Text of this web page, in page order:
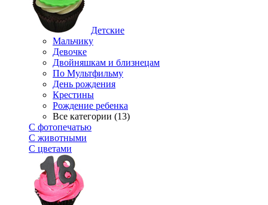
Детские
Мальчику
Девочке
Двойняшкам и близнецам
По Мультфильму
День рождения
Крестины
Рождение ребенка
Все категории (13)
С фотопечатью
C животными
С цветами